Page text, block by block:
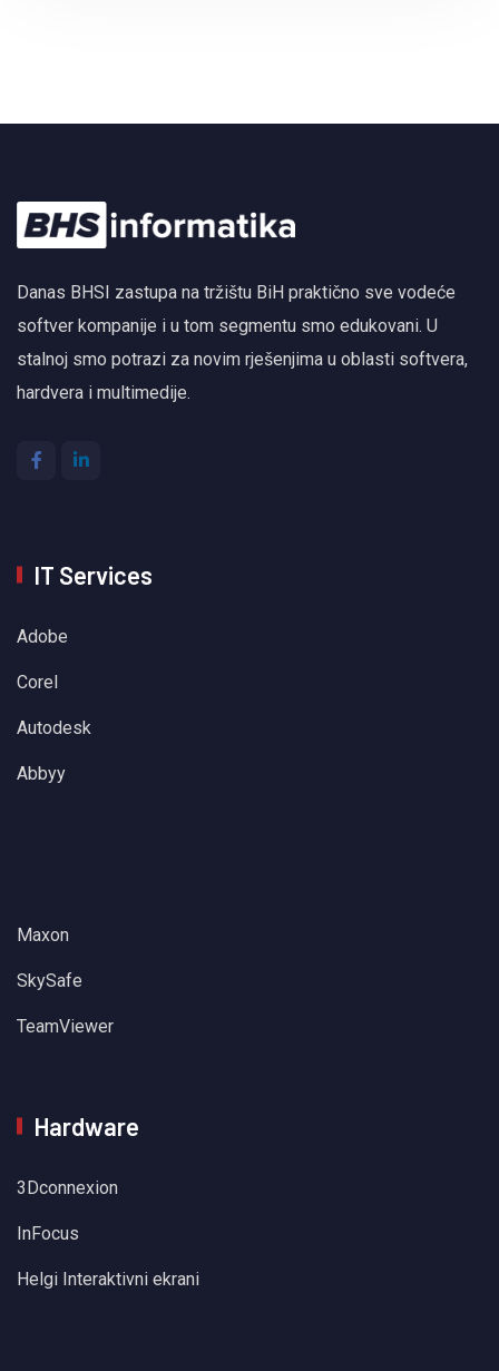
Danas BHSI zastupa na tržištu BiH praktično sve vodeće
softver kompanije i u tom segmentu smo edukovani. U
stalnoj smo potrazi za novim rješenjima u oblasti softvera,
hardvera i multimedije.
IT Services
Adobe
Corel
Autodesk
Abbyy
Maxon
SkySafe
TeamViewer
Hardware
3Dconnexion
InFocus
Helgi Interaktivni ekrani